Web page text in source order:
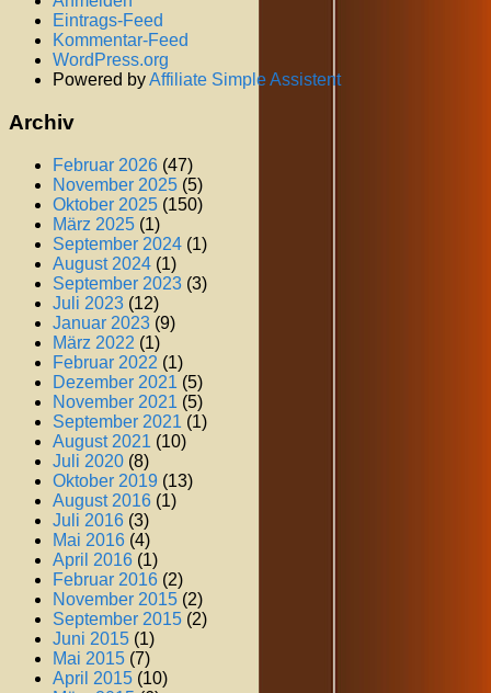
Eintrags-Feed
Kommentar-Feed
WordPress.org
Powered byAffiliate Simple Assistent
Archiv
Februar 2026 (47)
November 2025 (5)
Oktober 2025 (150)
März 2025 (1)
September 2024 (1)
August 2024 (1)
September 2023 (3)
Juli 2023 (12)
Januar 2023 (9)
März 2022 (1)
Februar 2022 (1)
Dezember 2021 (5)
November 2021 (5)
September 2021 (1)
August 2021 (10)
Juli 2020 (8)
Oktober 2019 (13)
August 2016 (1)
Juli 2016 (3)
Mai 2016 (4)
April 2016 (1)
Februar 2016 (2)
November 2015 (2)
September 2015 (2)
Juni 2015 (1)
Mai 2015 (7)
April 2015 (10)